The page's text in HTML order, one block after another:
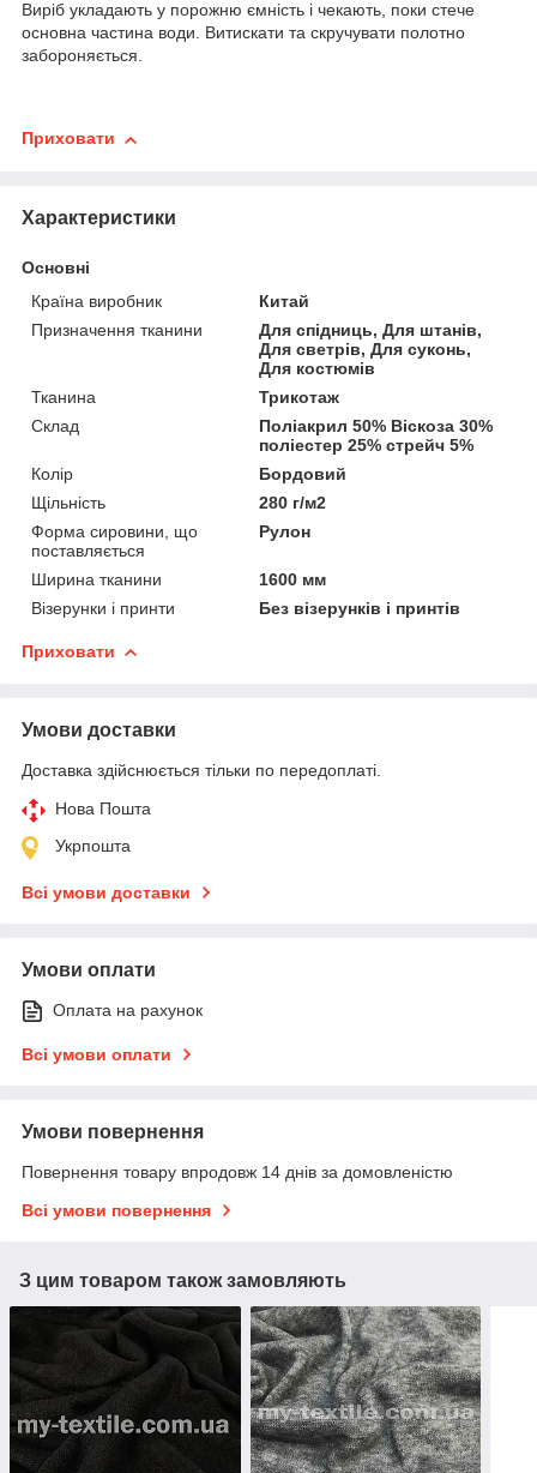
Виріб укладають у порожню ємність і чекають, поки стече
основна частина води. Витискати та скручувати полотно
забороняється.
Приховати
Характеристики
Основні
Країна виробник
Китай
Призначення тканини
Для спідниць, Для штанів,
Для светрів, Для суконь,
Для костюмів
Тканина
Трикотаж
Склад
Поліакрил 50% Віскоза 30%
поліестер 25% стрейч 5%
Колір
Бордовий
Щільність
280 г/м2
Форма сировини, що
поставляється
Рулон
Ширина тканини
1600 мм
Візерунки і принти
Без візерунків і принтів
Приховати
Умови доставки
Доставка здійснюється тільки по передоплаті.
Нова Пошта
Укрпошта
Всі умови доставки
Умови оплати
Оплата на рахунок
Всі умови оплати
Умови повернення
Повернення товару впродовж 14 днів за домовленістю
Всі умови повернення
З цим товаром також замовляють